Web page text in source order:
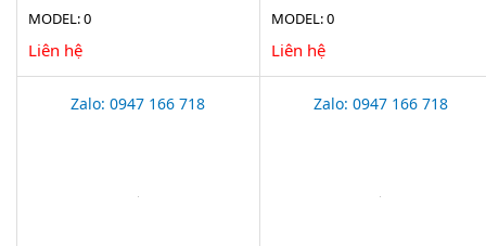
MODEL: 0
Liên hệ
MODEL: 0
Liên hệ
Zalo: 0947 166 718 Zalo: 0947 166 718